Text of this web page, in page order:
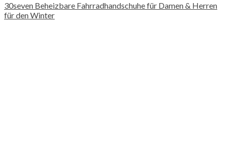
30seven Beheizbare Fahrradhandschuhe für Damen & Herren
für den Winter